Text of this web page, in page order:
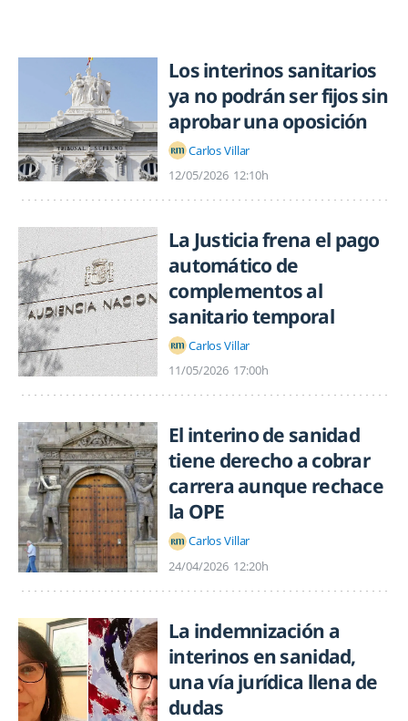
Los interinos sanitarios
ya no podrán ser fijos sin
aprobar una oposición
Carlos Villar
12/05/2026 12:10h
La Justicia frena el pago
automático de
complementos al
sanitario temporal
Carlos Villar
11/05/2026 17:00h
El interino de sanidad
tiene derecho a cobrar
carrera aunque rechace
la OPE
Carlos Villar
24/04/2026 12:20h
La indemnización a
interinos en sanidad,
una vía jurídica llena de
dudas